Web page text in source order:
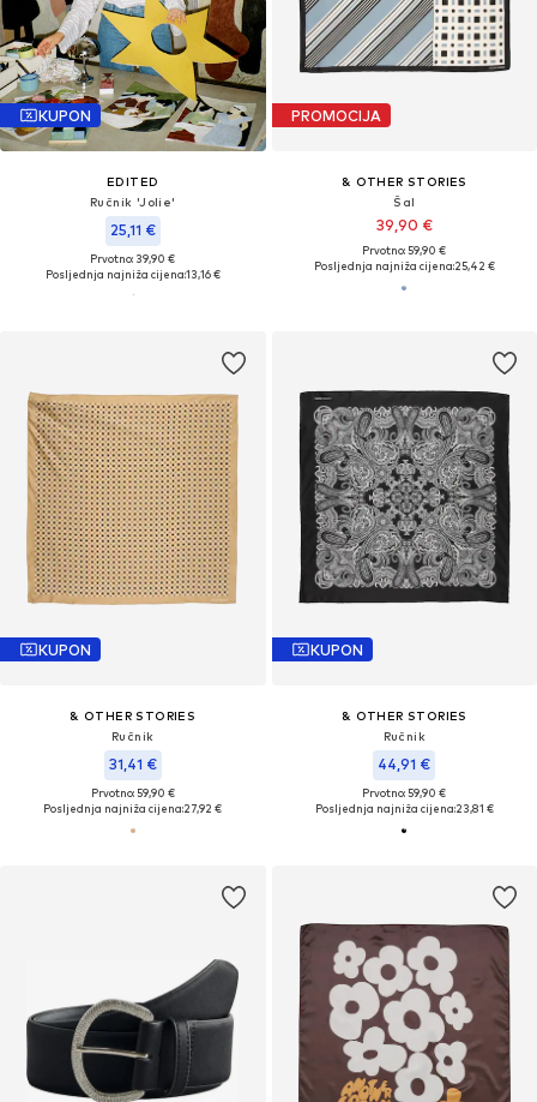
KUPON
EDITED
Ručnik 'Jolie'
25,11 €
Prvotno: 39,90 €
Posljednja najniža cijena:13,16 €
PROMOCIJA
& OTHER STORIES
Šal
39,90 €
Prvotno: 59,90 €
Posljednja najniža cijena:25,42 €
KUPON
& OTHER STORIES
Ručnik
31,41 €
Prvotno: 59,90 €
Posljednja najniža cijena:27,92 €
KUPON
& OTHER STORIES
Ručnik
44,91 €
Prvotno: 59,90 €
Posljednja najniža cijena:23,81 €